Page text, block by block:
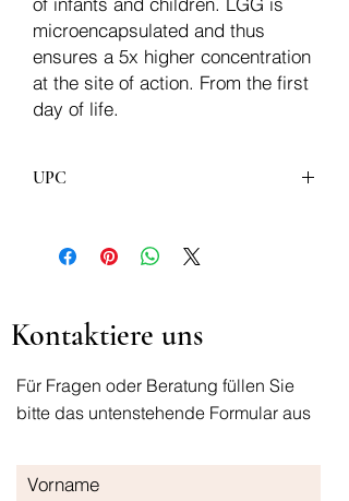
microencapsulated and thus
ensures a 5x higher concentration
at the site of action. From the first
day of life.
UPC
Kontaktiere uns
Für Fragen oder Beratung füllen Sie
bitte das untenstehende Formular aus
Vorname